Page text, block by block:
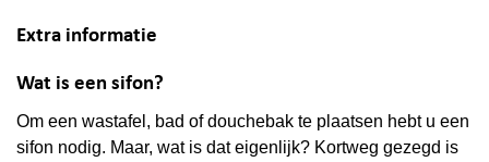
Extra informatie
Wat is een sifon?
Om een wastafel, bad of douchebak te plaatsen hebt u een
sifon nodig. Maar, wat is dat eigenlijk? Kortweg gezegd is